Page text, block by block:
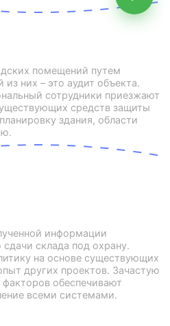
помещений путем
них – это аудит объекта.
сотрудники приезжают
средств защиты
здания, области
информации
склада под охрану.
на основе существующих
других проектов. Зачастую
обеспечивают
всеми системами.